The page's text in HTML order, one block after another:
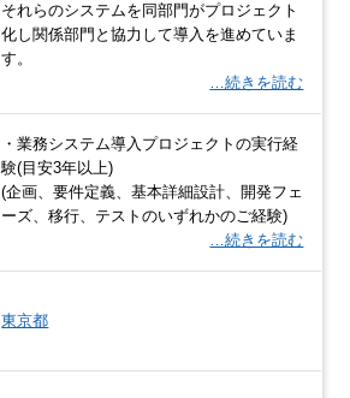
それらのシステムを同部門がプロジェクト
化し関係部門と協力して導入を進めていま
す。
…続きを読む
・業務システム導入プロジェクトの実行経
験(目安3年以上)
(企画、要件定義、基本詳細設計、開発フェ
ーズ、移行、テストのいずれかのご経験)
…続きを読む
東京都